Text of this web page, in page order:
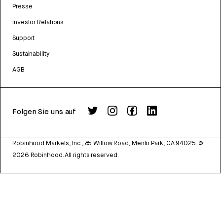
Presse
Investor Relations
Support
Sustainability
AGB
Folgen Sie uns auf
Robinhood Markets, Inc., 85 Willow Road, Menlo Park, CA 94025. ©
2026 Robinhood. All rights reserved.